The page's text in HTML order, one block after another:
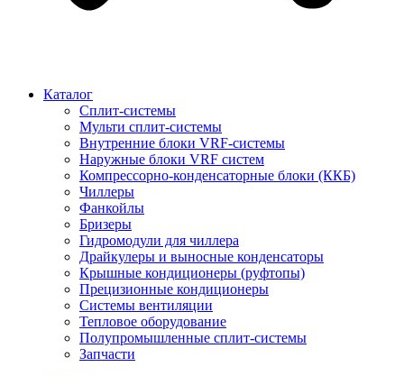
Каталог
Сплит-системы
Мульти сплит-системы
Внутренние блоки VRF-cистемы
Наружные блоки VRF cистем
Компрессорно-конденсаторные блоки (ККБ)
Чиллеры
Фанкойлы
Бризеры
Гидромодули для чиллера
Драйкулеры и выносные конденсаторы
Крышные кондиционеры (руфтопы)
Прецизионные кондиционеры
Системы вентиляции
Тепловое оборудование
Полупромышленные сплит-системы
Запчасти